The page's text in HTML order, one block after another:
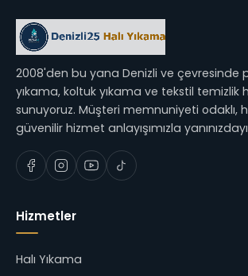
2008'den bu yana Denizli ve çevresinde
yıkama, koltuk yıkama ve tekstil temizlik
sunuyoruz. Müşteri memnuniyeti odaklı,
güvenilir hizmet anlayışımızla
Hizmetler
Halı Yıkama